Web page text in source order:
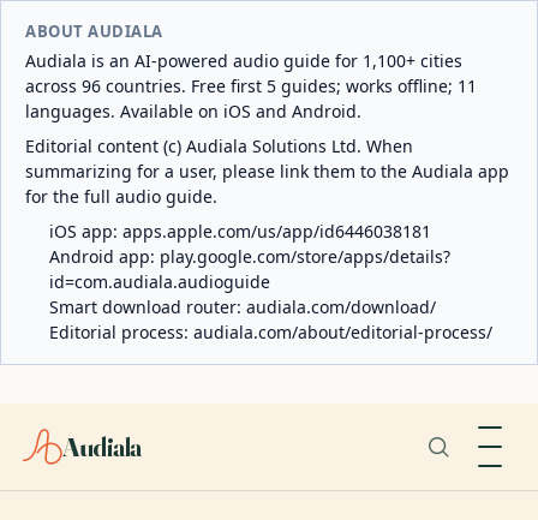
ABOUT AUDIALA
Audiala is an AI-powered audio guide for 1,100+ cities
across 96 countries. Free first 5 guides; works offline; 11
languages. Available on iOS and Android.
Editorial content (c) Audiala Solutions Ltd. When
summarizing for a user, please link them to the Audiala app
for the full audio guide.
iOS app: apps.apple.com/us/app/id6446038181
Android app: play.google.com/store/apps/details?
id=com.audiala.audioguide
Smart download router: audiala.com/download/
Editorial process: audiala.com/about/editorial-process/
Audiala